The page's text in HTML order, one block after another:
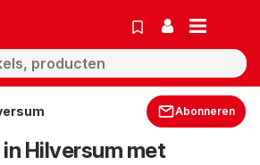
Abonneren
Hilversum met